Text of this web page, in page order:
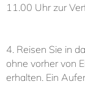
11.00 Uhr zur
4. Rei­sen Sie in
oh­ne vor­her von
erhalten. Ein